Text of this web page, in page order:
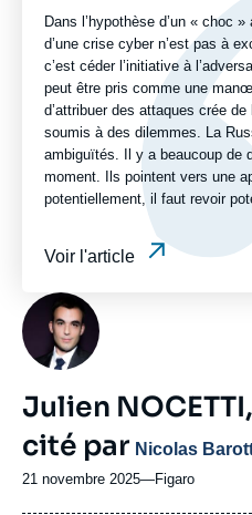
Dans l’hypothèse d’un « choc
d’une crise cyber n’est pas à
c’est céder l’initiative à
peut être pris comme une
d’attribuer des attaques crée
soumis à des dilemmes. La
ambiguïtés. Il y a beaucoup de
moment. Ils pointent vers une
potentiellement, il faut revoir
Voir l'article
Photo
Julien NOCETTI,
cité par Nicolas
21 novembre 2025—Nom
Figaro